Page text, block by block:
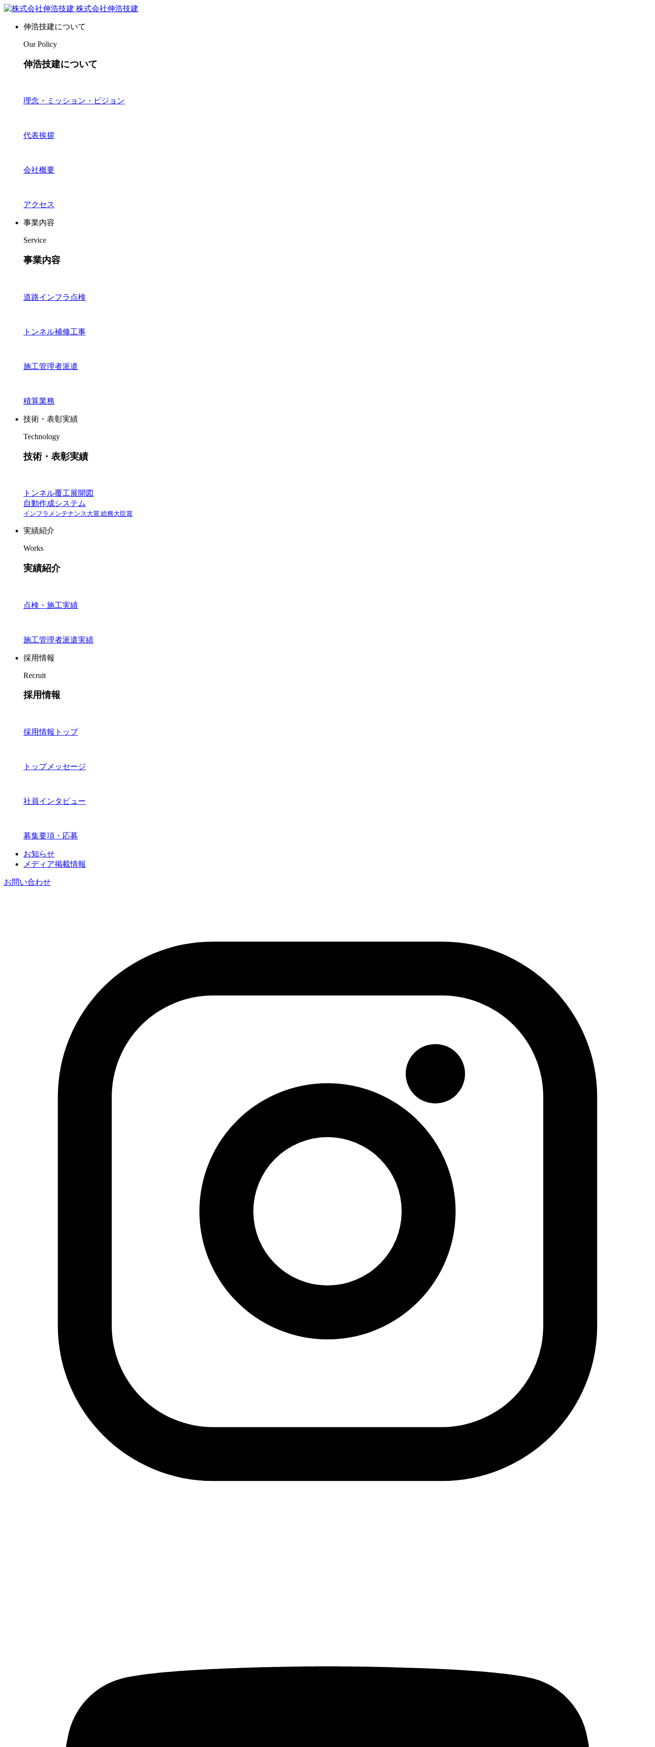
株式会社伸浩技建
伸浩技建について
Our Policy
伸浩技建について
理念・ミッション・ビジョン
代表挨拶
会社概要
アクセス
事業内容
Service
事業内容
道路インフラ点検
トンネル補修工事
施工管理者派遣
積算業務
技術・表彰実績
Technology
技術・表彰実績
トンネル覆工展開図
自動作成システム
インフラメンテナンス大賞 総務大臣賞
実績紹介
Works
実績紹介
点検・施工実績
施工管理者派遣実績
採用情報
Recruit
採用情報
採用情報トップ
トップメッセージ
社員インタビュー
募集要項・応募
お知らせ
メディア掲載情報
お問い合わせ